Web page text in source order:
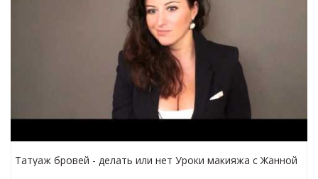
Татуаж бровей - делать или нет Уроки макияжа с Жанной